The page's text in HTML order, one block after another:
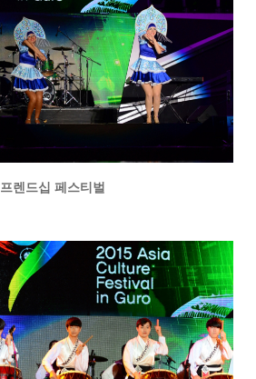
프렌드십 페스티벌